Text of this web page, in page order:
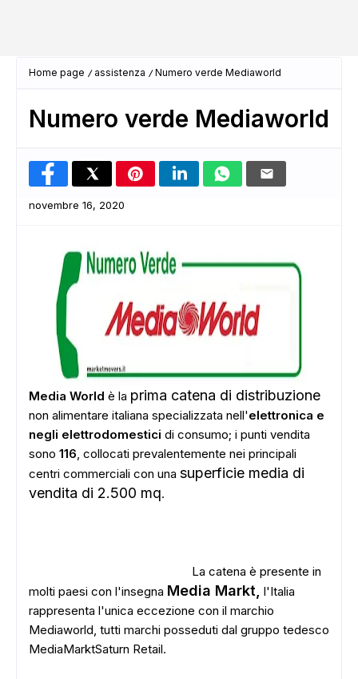
Home page assistenza Numero verde Mediaworld
Numero verde Mediaworld
novembre 16, 2020
Media World è la prima catena di distribuzione
non alimentare italiana specializzata nell'elettronica e
negli elettrodomestici di consumo; i punti vendita
sono 116, collocati prevalentemente nei principali
centri commerciali con una superficie media di
vendita di 2.500 mq.
La catena è presente in
molti paesi con l'insegna Media Markt, l'Italia
rappresenta l'unica eccezione con il marchio
Mediaworld, tutti marchi posseduti dal gruppo tedesco
MediaMarktSaturn Retail.